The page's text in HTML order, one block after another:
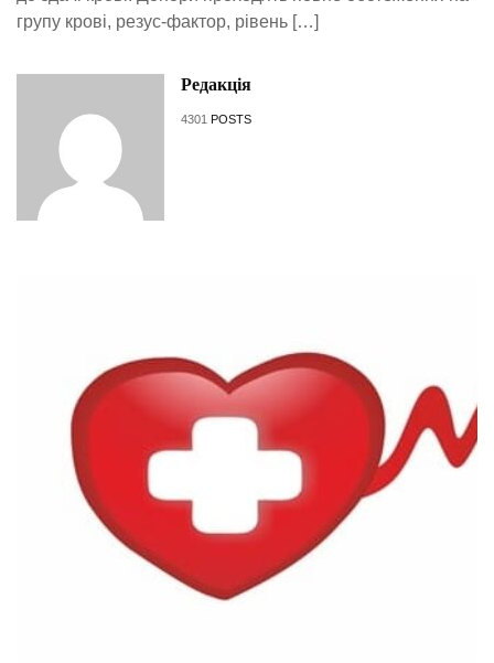
групу крові, резус-фактор, рівень […]
Редакція
4301 POSTS